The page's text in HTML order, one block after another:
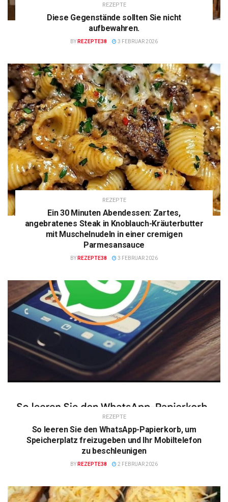
REZEPTE
Diese Gegenstände sollten Sie nicht
aufbewahren.
BY REZEPTE38 3 FEBRUAR 2026
REZEPTE
Ein 30 Minuten Abendessen: Zartes,
angebratenes Steak in Knoblauch-Kräuterbutter
mit Muschelnudeln in einer cremigen
Parmesansauce
BY REZEPTE38 3 FEBRUAR 2026
REZEPTE
So leeren Sie den WhatsApp-Papierkorb, um
Speicherplatz freizugeben und Ihr Mobiltelefon
zu beschleunigen
BY REZEPTE38 2 FEBRUAR 2026